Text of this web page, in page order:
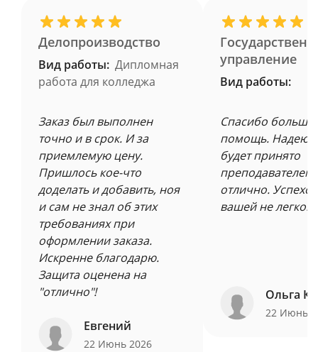
Делопроизводство
Вид работы: Дипломная
работа для колледжа
Заказ был выполнен
точно и в срок. И за
приемлемую цену.
Пришлось кое-что
доделать и добавить, ноя
и сам не знал об этих
требованиях при
оформлении заказа.
Искренне благодарю.
Защита оценена на
"отлично"!
Евгений
22 Июнь 2026
управление
Вид работы:
Спасибо
помощь.
будет принято
преподавателем
отлично.
вашей не легкой
Ольга
22 Июнь